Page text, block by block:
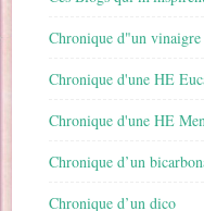
Chronique d"un vinaigre
Chronique d'une HE
Chronique d'une HE
Chronique d’un
Chronique d’un dico